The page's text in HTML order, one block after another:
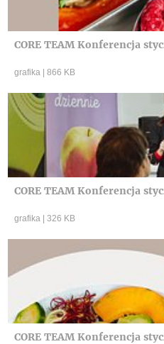
CORE TEAM Konferencja
grafika 866 KB
CORE TEAM Konferencja
grafika 326 KB
CORE TEAM Konferencja